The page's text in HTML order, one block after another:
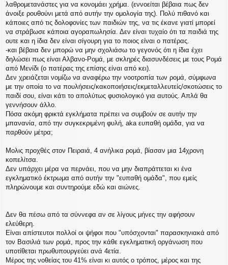
λαθρομετανάστες για να κονομάει χρήμα. (εννοείται βέβαια πως δεν
άνοιξε ρουθούνι μετά από αυτήν την ομολογία της). Πολύ πιθανό και
κάποιες από τις δολοφονίες των παιδιών της, να τις έκανε γιατί μπορεί
να στράβωσε κάποια αγοραπωλησία. Δεν είναι τυχαίο ότι τα παιδιά της
ουτε και η ίδια δεν είναι σίγουρη για το ποιος είναι ο πατέρας.
-και βέβαια δεν μπορώ να μην σχολιάσω το γεγονός ότι η ίδια έχει
δηλώσει πως είναι Αλβανο-Ρομά, με σκληρές διασυνδέσεις με τους Ρομά
από Μενίδι (ο πατέρας της επίσης είναι από κει).
Δεν χρειάζεται νομίζω να αναφέρω την νοοτροπία των ρομά, σύμφωνα
με την οποία το να πουλήσεις/κακοποιήσεις/εκμεταλλευτείς/σκοτώσεις το
παιδί σου, είναι κάτι το απολύτως φυσιολογικό για αυτούς. Απλά θα
γεννήσουν άλλο.
Πόσα ακόμη φρικτά εγκλήματα πρέπει να συμβούν σε αυτήν την
μπανανία, από την συγκεκριμένη φυλή, aka ευπαθή ομάδα, για να
παρθούν μέτρα;
Μολις προχθές στον Πειραιά, 4 ανήλικα ρομά, βίασαν μια 14χρονη
κοπελίτσα.
Δεν υπάρχει μέρα να περνάει, που να μην διαπράττεται κι ένα
εγκληματικό έκτρωμα από αυτήν την "ευπαθή ομάδα", που εμείς
πληρώνουμε και συντηρούμε εδώ και αιώνες.
Δεν θα πέσω από τα σύννεφα αν σε λίγους μήνες την αφήσουν
ελεύθερη.
Είναι απίστευτοι πολλοί οι ψήφοι που "υπόσχονται" παρασκηνιακά από
τον Βασιλιά των ρομά, προς την κάθε εγκληματική οργάνωση που
υποτίθεται πρωθυπουργεύει ανά 4ετία.
Μέρος της νοθείας του 41% είναι κι αυτός ο τρόπος, μέρος και της